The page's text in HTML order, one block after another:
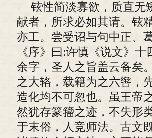
铉性简淡寡欲，质直无
献者，所求必如其请。铉
亦工。尝受诏与句中正、
《序》曰:许慎《说文》
余字，圣人之旨盖云备矣
之大辂，载籍为之六辔，
造化均不可忽也。虽王帝
然犹存篆籀之迹，不失形
于末俗，人竞师法。古文